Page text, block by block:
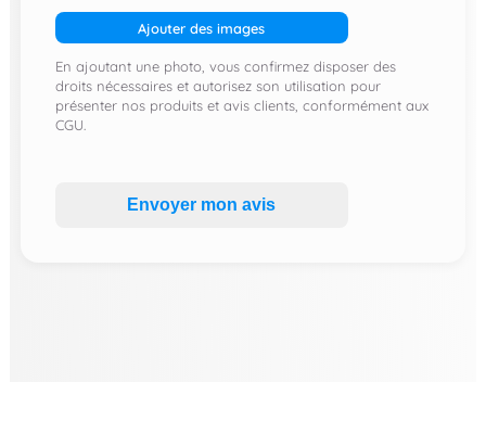
Ajouter des images
En ajoutant une photo, vous confirmez disposer des
droits nécessaires et autorisez son utilisation pour
présenter nos produits et avis clients, conformément aux
CGU.
Envoyer mon avis